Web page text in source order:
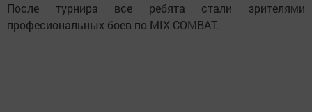
После турнира все ребята стали зрителями
професиональных боев по MIX COMBAT.